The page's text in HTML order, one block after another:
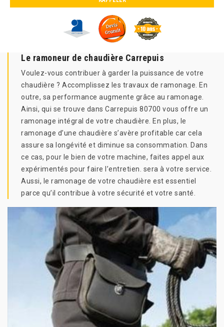
Le ramoneur de chaudière Carrepuis
Voulez-vous contribuer à garder la puissance de votre
chaudière ? Accomplissez les travaux de ramonage. En
outre, sa performance augmente grâce au ramonage.
Ainsi, qui se trouve dans Carrepuis 80700 vous offre un
ramonage intégral de votre chaudière. En plus, le
ramonage d’une chaudière s’avère profitable car cela
assure sa longévité et diminue sa consommation. Dans
ce cas, pour le bien de votre machine, faites appel aux
expérimentés pour faire l’entretien. sera à votre service.
Aussi, le ramonage de votre chaudière est essentiel
parce qu’il contribue à votre sécurité et votre santé.